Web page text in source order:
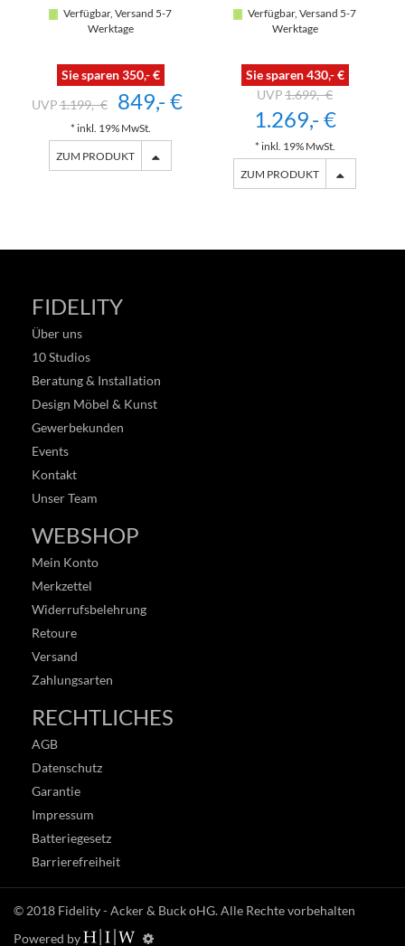
Verfügbar, Versand 5-7
Werktage
Sie sparen 350,- €
1.199,- €
849,- €
* inkl. 19% MwSt.
ZUM PRODUKT
Verfügbar, Versand 5-7
Werktage
Sie sparen 430,- €
1.699,- €
1.269,- €
* inkl. 19% MwSt.
ZUM PRODUKT
FIDELITY
Über uns
10 Studios
Beratung & Installation
Design Möbel & Kunst
Gewerbekunden
Events
Kontakt
Unser Team
WEBSHOP
Mein Konto
Merkzettel
Widerrufsbelehrung
Retoure
Versand
Zahlungsarten
RECHTLICHES
AGB
Datenschutz
Garantie
Impressum
Batteriegesetz
Barrierefreiheit
© 2018 Fidelity - Acker & Buck oHG. Alle Rechte vorbehalten
Powered by